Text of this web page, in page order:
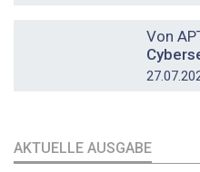
Von
AKTUELLE AUSGABE